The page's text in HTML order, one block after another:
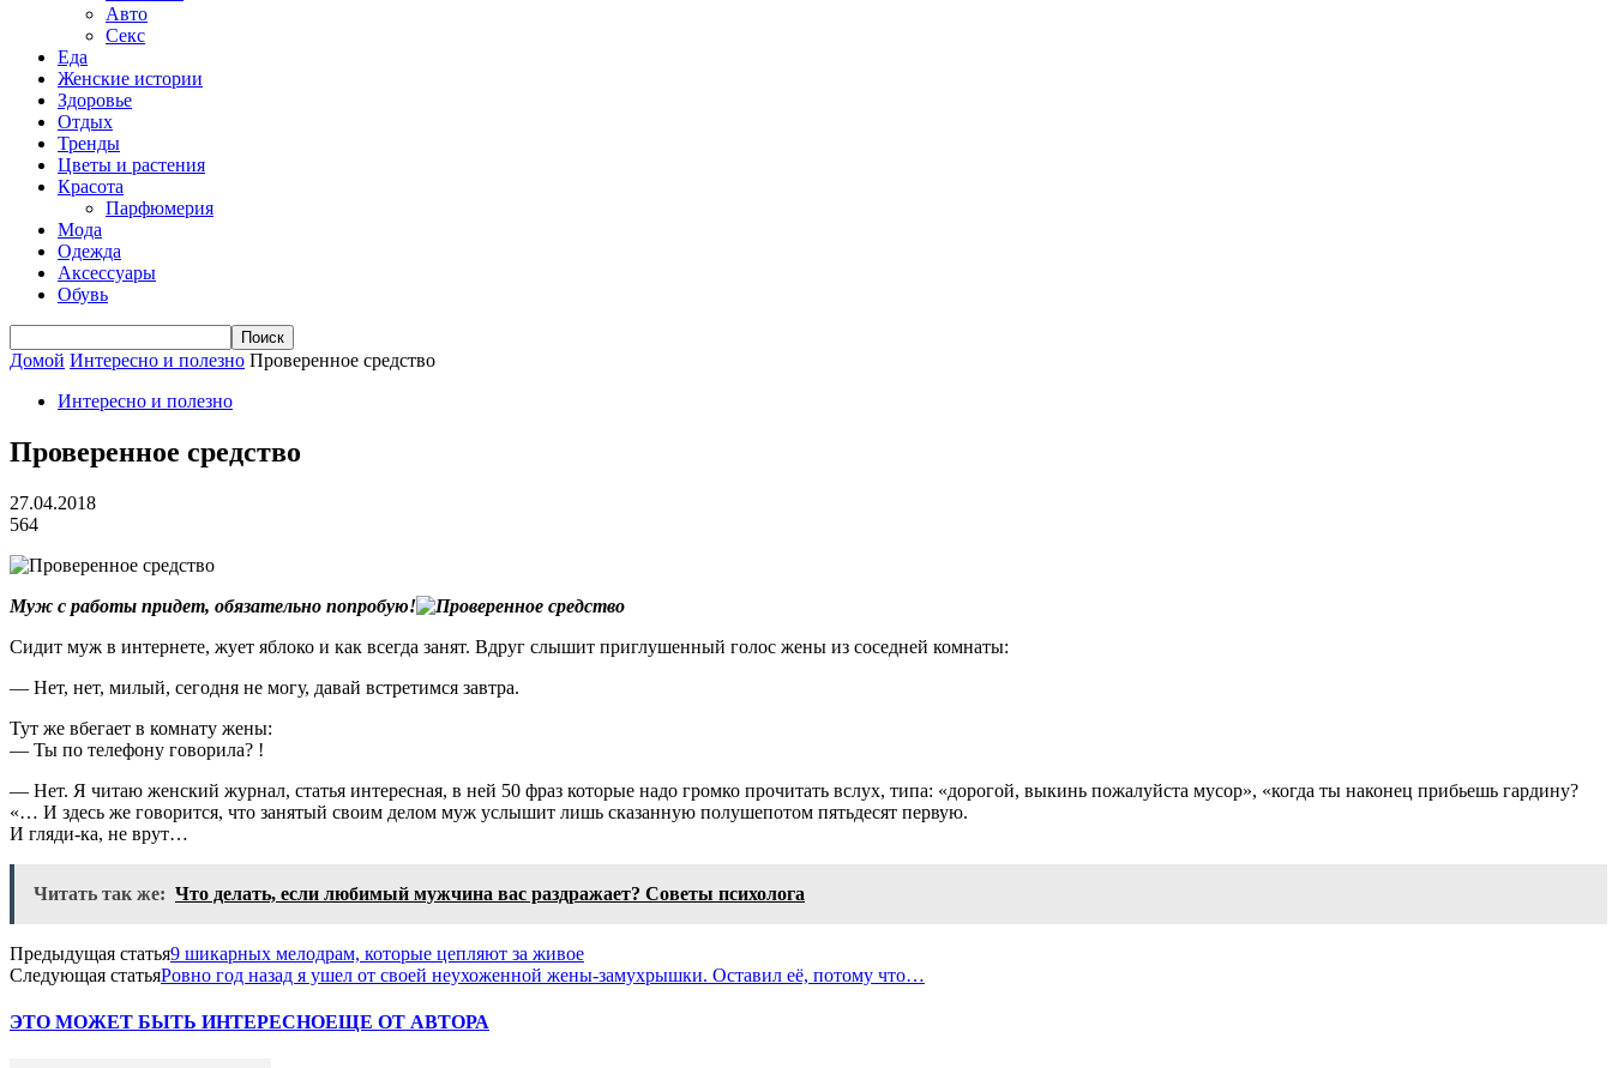
Авто
Секс
Еда
Женские истории
Здоровье
Отдых
Тренды
Цветы и растения
Красота
Парфюмерия
Мода
Одежда
Аксессуары
Обувь
Домой Интересно и полезно Проверенное средство
Интересно и полезно
Проверенное средство
27.04.2018
564
Муж с работы придет, обязательно попробую!
Сидит муж в интернете, жует яблоко и как всегда занят. Вдруг слышит приглушенный голос жены из соседней комнаты:
— Нет, нет, милый, сегодня не могу, давай встретимся завтра.
Тут же вбегает в комнату жены:
— Ты по телефону говорила? !
— Нет. Я читаю женский журнал, статья интересная, в ней 50 фраз которые надо громко прочитать вслух, типа: «дорогой, выкинь пожалуйста мусор», «когда ты наконец прибьешь гардину?
«… И здесь же говорится, что занятый своим делом муж услышит лишь сказанную полушепотом пятьдесят первую.
И гляди-ка, не врут…
Читать так же: Что делать, если любимый мужчина вас раздражает? Советы психолога
Предыдущая статья9 шикарных мелодрам, которые цепляют за живое
Следующая статьяРовно год назад я ушел от своей неухоженной жены-замухрышки. Оставил её, потому что…
ЭТО МОЖЕТ БЫТЬ ИНТЕРЕСНОЕЩЕ ОТ АВТОРА